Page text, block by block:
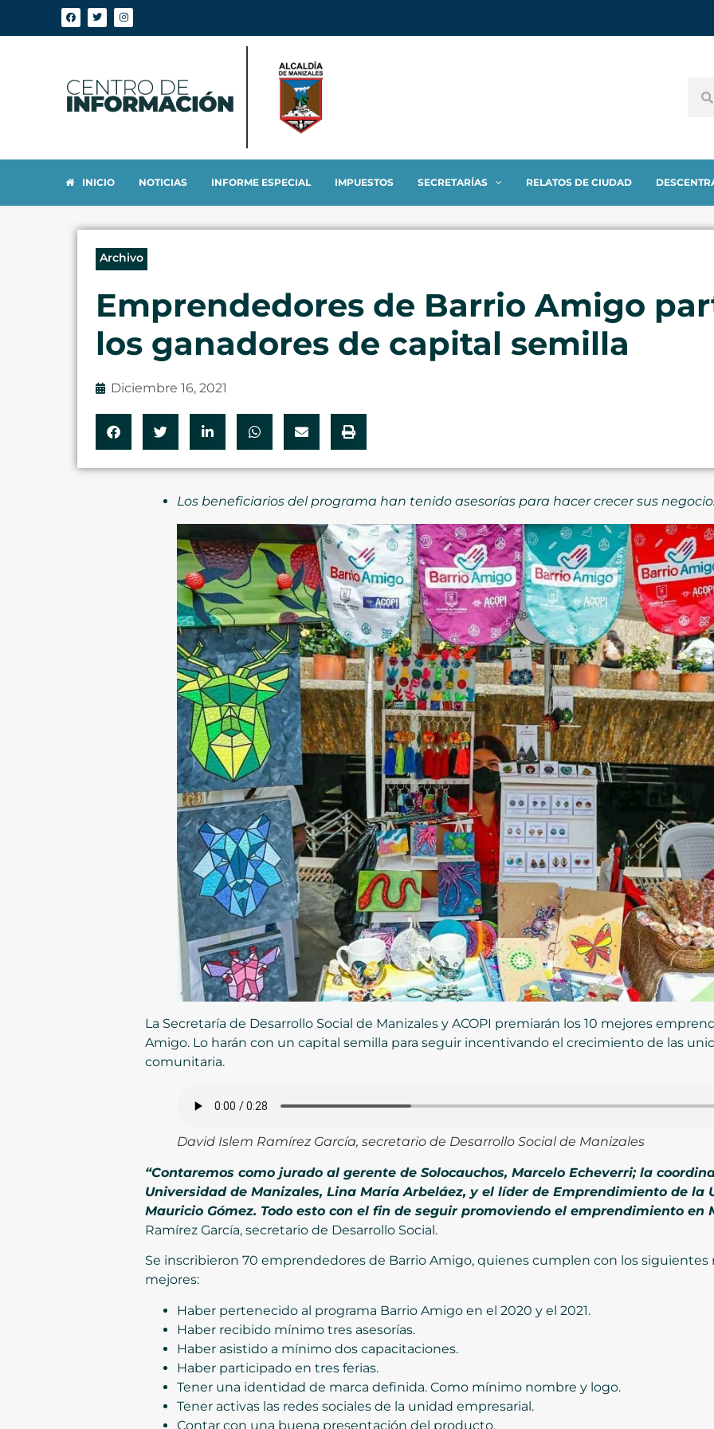
INICIO NOTICIAS INFORME ESPECIAL IMPUESTOS SECRETARÍAS RELATOS DE CIUDAD
Archivo
Emprendedores de Barrio Amigo
los ganadores de capital semilla
Diciembre 16, 2021
Los beneficiarios del programa han tenido asesorías para hacer crecer sus
La Secretaría de Desarrollo Social de Manizales y ACOPI premiarán los 10 mejores
Amigo. Lo harán con un capital semilla para seguir incentivando el crecimiento de las
comunitaria.
David Islem Ramírez García, secretario de Desarrollo Social de Manizales
“Contaremos como jurado al gerente de Solocauchos, Marcelo Echeverri; la
Universidad de Manizales, Lina María Arbeláez, y el líder de Emprendimiento de la
Mauricio Gómez. Todo esto con el fin de seguir promoviendo el emprendimiento en
Ramírez García, secretario de Desarrollo Social.
Se inscribieron 70 emprendedores de Barrio Amigo, quienes cumplen con los siguientes
mejores:
Haber pertenecido al programa Barrio Amigo en el 2020 y el 2021.
Haber recibido mínimo tres asesorías.
Haber asistido a mínimo dos capacitaciones.
Haber participado en tres ferias.
Tener una identidad de marca definida. Como mínimo nombre y logo.
Tener activas las redes sociales de la unidad empresarial.
Contar con una buena presentación del producto.